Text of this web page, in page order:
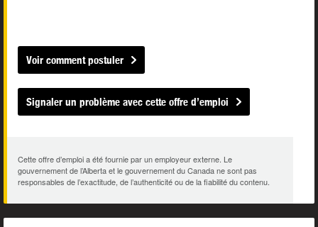
Voir comment postuler
Signaler un problème avec cette offre d’emploi
Cette offre d’emploi a été fournie par un employeur externe. Le
gouvernement de l’Alberta et le gouvernement du Canada ne sont pas
responsables de l’exactitude, de l’authenticité ou de la fiabilité du contenu.